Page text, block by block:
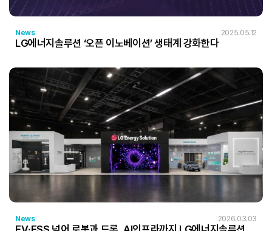
News 2025.05.12
LG에너지솔루션 ‘오픈 이노베이션’ 생태계 강화한다
News 2026.03.03